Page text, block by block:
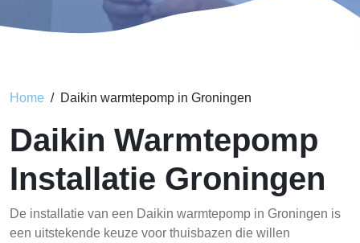
Home Daikin warmtepomp in Groningen
Daikin Warmtepomp
Installatie Groningen
De installatie van een Daikin warmtepomp in Groningen is
een uitstekende keuze voor thuisbazen die willen